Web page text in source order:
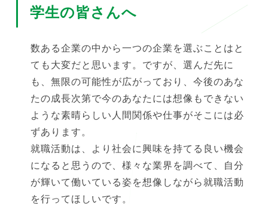
学生の皆さんへ
数ある企業の中から一つの企業を選ぶことはと
ても大変だと思います。ですが、選んだ先に
も、無限の可能性が広がっており、今後のあな
たの成長次第で今のあなたには想像もできない
ような素晴らしい人間関係や仕事がそこには必
ずあります。
就職活動は、より社会に興味を持てる良い機会
になると思うので、様々な業界を調べて、自分
が輝いて働いている姿を想像しながら就職活動
を行ってほしいです。